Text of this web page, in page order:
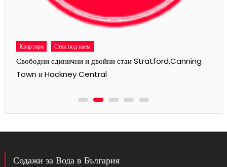
Квартири Стаи под наем
Свободни единични и двойни стаи Stratford,Canning
Town и Hackney Central
Содажи за Вода в България